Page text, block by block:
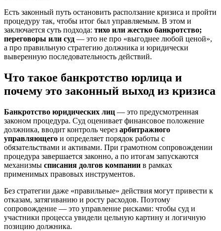
Есть законный путь остановить расползание кризиса и пройти
процедуру так, чтобы итог был управляемым. В этом и
заключается суть подхода: тихо или жестко банкротство;
переговоры или суд — это не про «выгоднее любой ценой»,
а про правильную стратегию должника и юридически
выверенную последовательность действий.
Что такое банкротство юрлица и
почему это законный выход из кризиса
Банкротство юридических лиц — это предусмотренная
законом процедура. Суд оценивает финансовое положение
должника, вводит контроль через арбитражного
управляющего и определяет порядок работы с
обязательствами и активами. При грамотном сопровождении
процедура завершается законно, а по итогам запускаются
механизмы списания долгов компании в рамках
применимых правовых инструментов.
Без стратегии даже «правильные» действия могут привести к
отказам, затягиванию и росту расходов. Поэтому
сопровождение — это управление рисками: чтобы суд и
участники процесса увидели цельную картину и логичную
позицию должника.